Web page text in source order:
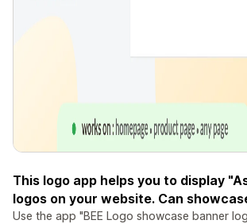
This logo app helps you to display
logos on your website. Can
Use the app "BEE Logo showcase banner